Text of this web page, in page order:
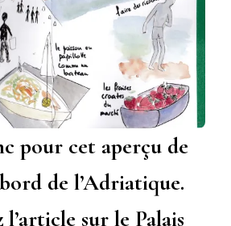
pour cet aperçu de
de l’Adriatique.
sur le Palais